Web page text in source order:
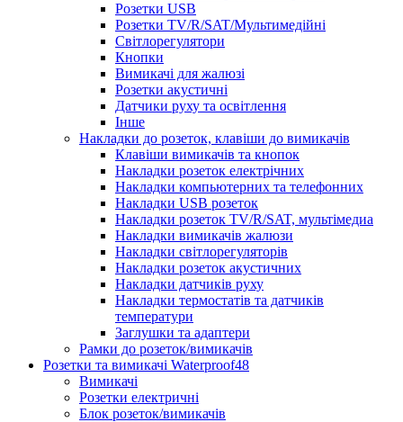
Розетки USB
Розетки TV/R/SAT/Мультимедійні
Світлорегулятори
Кнопки
Вимикачі для жалюзі
Розетки акустичні
Датчики руху та освітлення
Інше
Накладки до розеток, клавіши до вимикачів
Клавіши вимикачів та кнопок
Накладки розеток електрічних
Накладки компьютерних та телефонних
Накладки USB розеток
Накладки розеток TV/R/SAT, мультімедиа
Накладки вимикачів жалюзи
Накладки світлорегуляторів
Накладки розеток акустичних
Накладки датчиків руху
Накладки термостатів та датчиків
температури
Заглушки та адаптери
Рамки до розеток/вимикачів
Розетки та вимикачі Waterproof48
Вимикачі
Розетки електричні
Блок розеток/вимикачів